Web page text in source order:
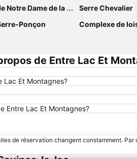
Dame de la Salette Serre Chevalier
Ponçon Complexe de loisirs et de
de Entre Lac Et
Lac Et Montagnes?
Entre Lac Et Montagnes?
de réservation changent constamment.